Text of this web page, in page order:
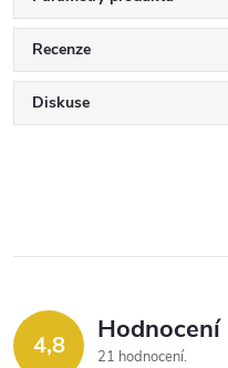
Recenze
Diskuse
4,8 Hodnocení
21 hodnocení